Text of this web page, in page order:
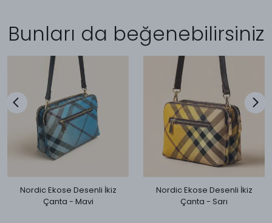
Bunları da beğenebilirsiniz
Nordic Ekose Desenli İkiz
Çanta - Mavi
Nordic Ekose Desenli İkiz
Çanta - Sarı